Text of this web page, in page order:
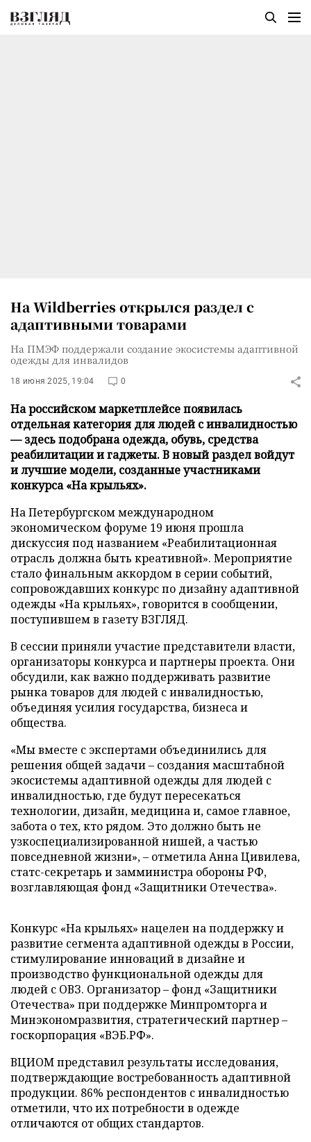
На Wildberries открылся раздел с
адаптивными товарами
На ПМЭФ поддержали создание экосистемы адаптивной
одежды для инвалидов
18 июня 2025, 19:04 0
На российском маркетплейсе появилась
отдельная категория для людей с инвалидностью
— здесь подобрана одежда, обувь, средства
реабилитации и гаджеты. В новый раздел войдут
и лучшие модели, созданные участниками
конкурса «На крыльях».
На Петербургском международном
экономическом форуме 19 июня прошла
дискуссия под названием «Реабилитационная
отрасль должна быть креативной». Мероприятие
стало финальным аккордом в серии событий,
сопровождавших конкурс по дизайну адаптивной
одежды «На крыльях», говорится в сообщении,
поступившем в газету ВЗГЛЯД.
В сессии приняли участие представители власти,
организаторы конкурса и партнеры проекта. Они
обсудили, как важно поддерживать развитие
рынка товаров для людей с инвалидностью,
объединяя усилия государства, бизнеса и
общества.
«Мы вместе с экспертами объединились для
решения общей задачи – создания масштабной
экосистемы адаптивной одежды для людей с
инвалидностью, где будут пересекаться
технологии, дизайн, медицина и, самое главное,
забота о тех, кто рядом. Это должно быть не
узкоспециализированной нишей, а частью
повседневной жизни», – отметила Анна Цивилева,
статс-секретарь и замминистра обороны РФ,
возглавляющая фонд «Защитники Отечества».
Конкурс «На крыльях» нацелен на поддержку и
развитие сегмента адаптивной одежды в России,
стимулирование инноваций в дизайне и
производство функциональной одежды для
людей с ОВЗ. Организатор – фонд «Защитники
Отечества» при поддержке Минпромторга и
Минэкономразвития, стратегический партнер –
госкорпорация «ВЭБ.РФ».
ВЦИОМ представил результаты исследования,
подтверждающие востребованность адаптивной
продукции. 86% респондентов с инвалидностью
отметили, что их потребности в одежде
отличаются от общих стандартов.